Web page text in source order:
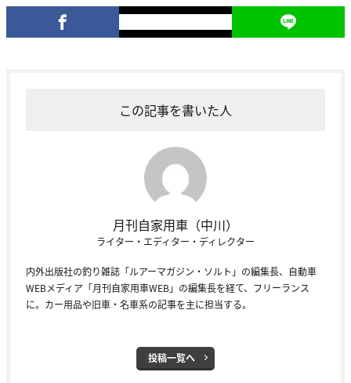
この記事を書いた人
月刊自家用車（中川）
ライター・エディター・ディレクター
内外出版社の釣り雑誌「ルアーマガジン・ソルト」の編集長、自動車
WEBメディア「月刊自家用車WEB」の編集長を経て、フリーランス
に。カー用品や旧車・名車系の記事を主に担当する。
投稿一覧へ